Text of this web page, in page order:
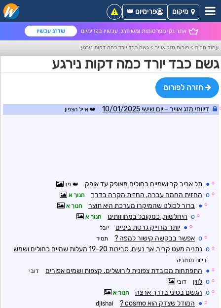
אתר נקי מפרסומות ומשודרג, עכשיו בפרימיום שדרג עכשיו
מיקום פרימיום 👑
עמוד הבית > פורום מזג אוויר > גשם כבד יורד כמה דקות נירגע
גשם כבד יורד כמה דקות נירגע
חזרה לפורום
דיווחי מזג אוויר - יום שישי 10/01/2025 אייל הצפון
☼
● תל אביב קר ושמיים כחולים מאופק עד אופק פז
☼
o החזית החמה עברה, החזית הקרה בדרך חנוך א
☼
● ברור לכולנו שהמיקרו מערכת היא תוצר חנוך א
☼
o היחלשות, כמקובל במחוזותינו חנוך א
☼
● יותר מדוייק גרסת ביניים יובל
☼
o אפשר בבקשה קישור למפה ? תמיר
☼
o נתניה מעט קריר, אך נעים, סביבות 19-20 מעלות שמיים כחולים ושמש
דיווח מנתניה
☼
● התפתחות מכובדת צפונית לירושלים. קצפות ושמים אפורים דובי
☼
o לווין דובי
☼
o הגשם בסיני בדרך ארצה חנוך א
☼
● המודל שצדק הוא cosmo ? djishai